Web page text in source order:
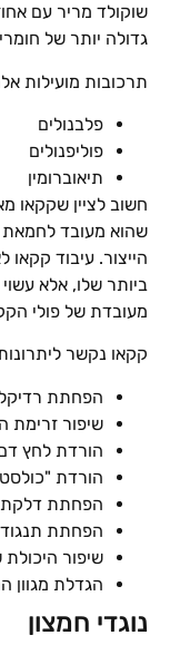
שוקולד מריר עם
גדולה יותר של
תרכובות מועילות
פלבנולים
פוליפנולים
תיאוברומין
חשוב לציין שקקאו
שהוא מעובד לחמאת
הייצור. עיבוד
ביותר שלו, אלא
מעובדת של פולי
קקאו נקשר
הפחתת
שיפור זרימת
הורדת לחץ
הורדת
הפחתת דלקת
הפחתת
שיפור היכולת
הגדלת מגוון
נוגדי חמצון